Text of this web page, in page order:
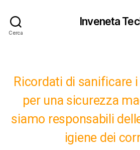
Cerca
Inveneta
Ricordati di sanificare
per una sicurezza
siamo responsabili
igiene dei